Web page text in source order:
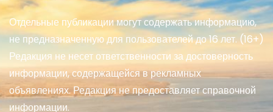
Отдельные публикации могут содержать информацию,
не предназначенную для пользователей до 16 лет. (16+)
Редакция не несет ответственности за достоверность
информации, содержащейся в рекламных
объявлениях. Редакция не предоставляет справочной
информации.